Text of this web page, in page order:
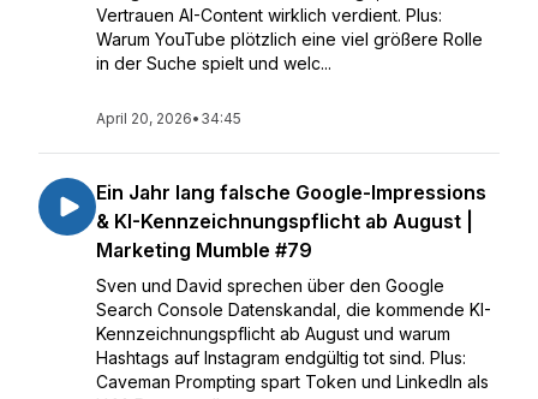
Vertrauen AI-Content wirklich verdient. Plus:
Warum YouTube plötzlich eine viel größere Rolle
in der Suche spielt und welc...
April 20, 2026• 34:45
Ein Jahr lang falsche Google-Impressions
& KI-Kennzeichnungspflicht ab August |
Marketing Mumble #79
Sven und David sprechen über den Google
Search Console Datenskandal, die kommende KI-
Kennzeichnungspflicht ab August und warum
Hashtags auf Instagram endgültig tot sind. Plus:
Caveman Prompting spart Token und LinkedIn als